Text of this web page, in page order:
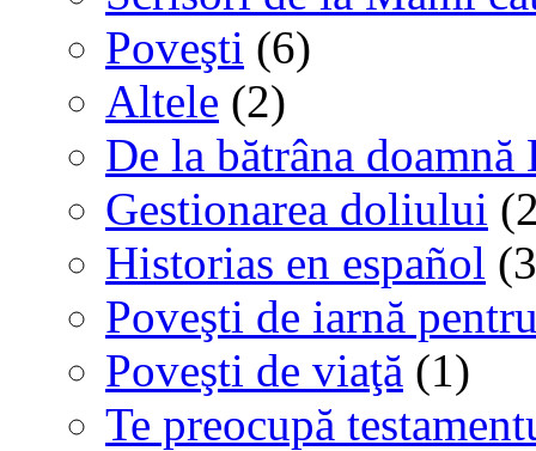
Poveşti (6)
Altele (2)
De la bătrâna
Gestionarea doliului
Historias en español
Poveşti de iarnă
Poveşti de viaţă (1)
Te preocupă